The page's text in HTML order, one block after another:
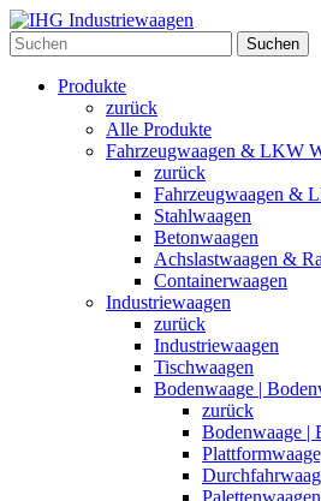
Suchen
Produkte
zurück
Alle Produkte
Fahrzeugwaagen & LKW
zurück
Fahrzeugwaagen &
Stahlwaagen
Betonwaagen
Achslastwaagen &
Containerwaagen
Industriewaagen
zurück
Industriewaagen
Tischwaagen
Bodenwaage |
zurück
Bodenwaage |
Palettenwaagen